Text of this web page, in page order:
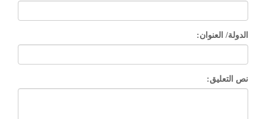
الدولة/ العنوان:
نص التعليق: